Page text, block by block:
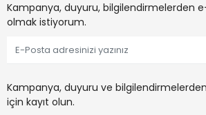
Kampanya, duyuru, bilgilendirmelerden
olmak istiyorum.
Kampanya, duyuru ve
için kayıt olun.